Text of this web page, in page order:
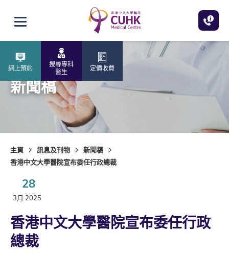
打開選單
網上預約
搜尋專科
醫生
定價收費
新聞稿
主頁 訊息及刊物
新聞稿
香港中文大學醫院宣布委任行政總裁
28
3月 2025
香港中文大學醫院宣布委任行政
總裁